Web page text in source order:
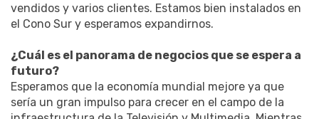
vendidos y varios clientes. Estamos bien instalados en
el Cono Sur y esperamos expandirnos.
¿Cuál es el panorama de negocios que se espera a
futuro?
Esperamos que la economía mundial mejore ya que
sería un gran impulso para crecer en el campo de la